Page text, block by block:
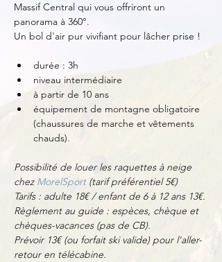
Massif Central qui vous offriront un
panorama à 360°.
Un bol d'air pur vivifiant pour lâcher prise !
durée : 3h
niveau intermédiaire
à partir de 10 ans
équipement de montagne obligatoire
(chaussures de marche et vêtements
chauds).
Possibilité de louer les raquettes à neige
chez MorelSport (tarif préférentiel 5€)
Tarifs : adulte 18€ / enfant de 6 à 12 ans 13€.
Règlement au guide : espèces, chèque et
chèques-vacances (pas de CB).
Prévoir 13€ (ou forfait ski valide) pour l'aller-
retour en télécabine.